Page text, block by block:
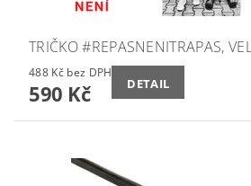
TRIČKO #REPASNENITRAPAS,
488 Kč bez DPH
590 Kč DETAIL